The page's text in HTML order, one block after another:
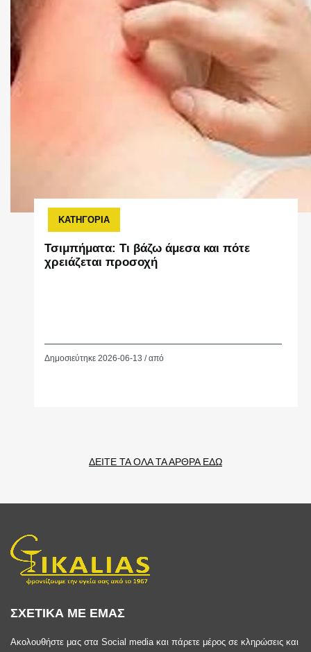
ΚΑΤΗΓΟΡΙΑ
Τσιμπήματα: Τι βάζω άμεσα και πότε
χρειάζεται προσοχή
Δημοσιεύτηκε 2026-06-13 / από
ΔΕΙΤΕ ΤΑ ΟΛΑ ΤΑ ΑΡΘΡΑ ΕΔΩ
ΣΧΕΤΙΚΑ ΜΕ ΕΜΑΣ
Ακολουθήστε μας στα Social media και πάρετε μέρος σε κληρώσεις και